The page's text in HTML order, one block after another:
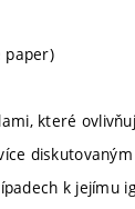
paper)
které
k jejímu